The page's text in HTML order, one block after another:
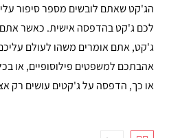
הג'קט שאתם לובשים מספר סיפור
לכם ג'קט בהדפסה אישית. כאשר
ג'קט, אתם אומרים משהו לעולם
אהבתכם למשפטים פילוסופיים, או
או כך, הדפסה על ג'קטים עושים רק